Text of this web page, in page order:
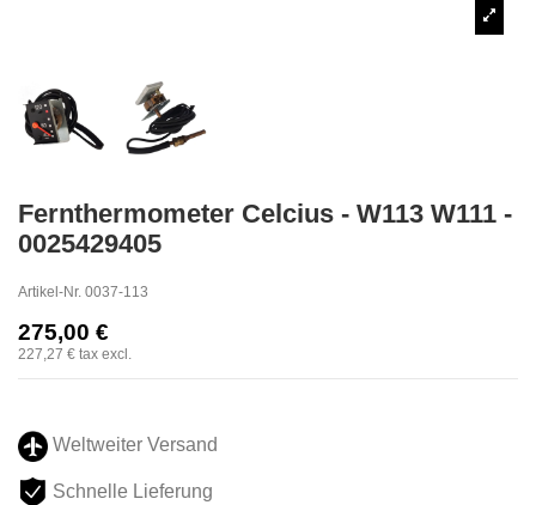
Fernthermometer Celcius - W113 W111 -
0025429405
Artikel-Nr. 0037-113
275,00 €
227,27 € tax excl.
Weltweiter Versand
Schnelle Lieferung